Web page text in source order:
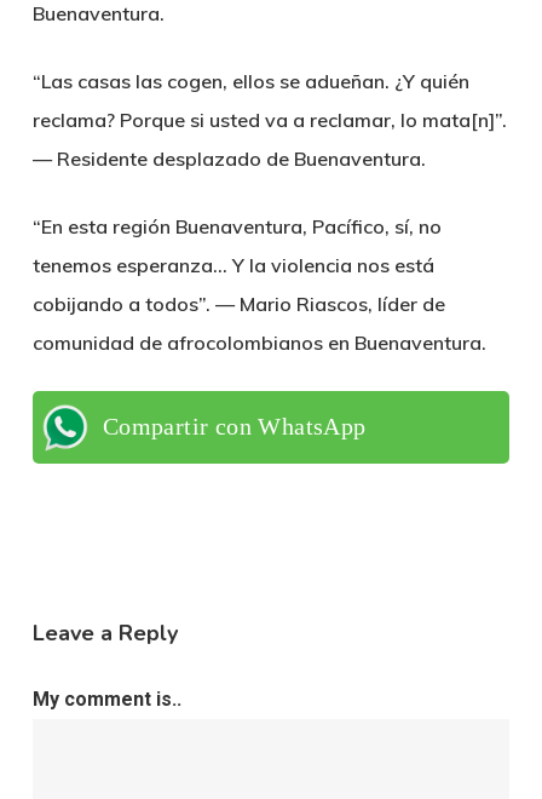
Buenaventura.
“Las casas las cogen, ellos se adueñan. ¿Y quién
reclama? Porque si usted va a reclamar, lo mata[n]”.
— Residente desplazado de Buenaventura.
“En esta región Buenaventura, Pacífico, sí, no
tenemos esperanza… Y la violencia nos está
cobijando a todos”. — Mario Riascos, líder de
comunidad de afrocolombianos en Buenaventura.
Compartir con WhatsApp
Leave a Reply
My comment is..